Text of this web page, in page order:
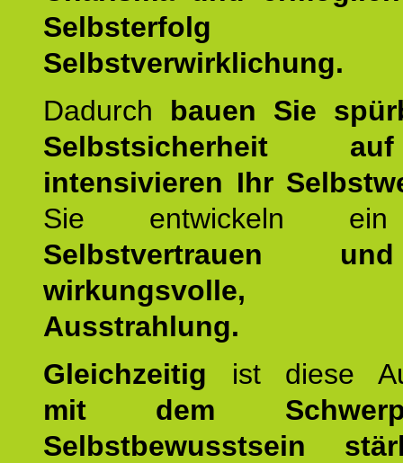
Selbstverwirklichung.
Dadurch bauen Sie
Selbstsicherheit
intensivieren Ihr
Sie entwickeln ein
Selbstvertrauen
wirkungsvolle,
Ausstrahlung.
Gleichzeitig ist diese
mit dem
Selbstbewusstsein